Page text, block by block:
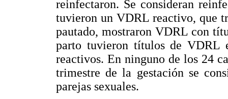
reinfectaron. Se consideran
tuvieron un VDRL reactivo, que
pautado, mostraron VDRL con
parto tuvieron títulos de VDRL
reactivos. En ninguno de los 24
trimestre de la gestación se
parejas sexuales.